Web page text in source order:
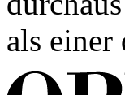
als einer